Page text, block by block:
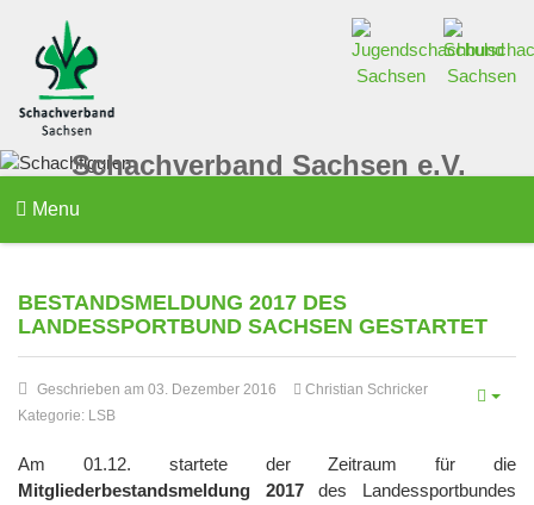
Schachverband Sachsen e.V.
Menu
BESTANDSMELDUNG 2017 DES
LANDESSPORTBUND SACHSEN GESTARTET
Geschrieben am 03. Dezember 2016
Christian Schricker
Kategorie: LSB
Am 01.12. startete der Zeitraum für die
Mitgliederbestandsmeldung 2017des Landessportbundes